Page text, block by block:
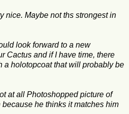
nice. Maybe not ths strongest in
look forward to a new
Cactus and if I have time, there
a holotopcoat that will probably be
at all Photoshopped picture of
he thinks it matches him